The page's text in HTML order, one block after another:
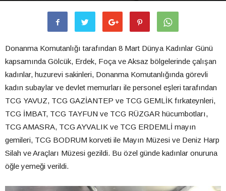
Donanma Komutanlığı tarafından 8 Mart Dünya Kadınlar Günü
kapsamında Gölcük, Erdek, Foça ve Aksaz bölgelerinde çalışan
kadınlar, huzurevi sakinleri, Donanma Komutanlığında görevli
kadın subaylar ve devlet memurları ile personel eşleri tarafından
TCG YAVUZ, TCG GAZİANTEP ve TCG GEMLİK fırkateynleri,
TCG İMBAT, TCG TAYFUN ve TCG RÜZGAR hücumbotları,
TCG AMASRA, TCG AYVALIK ve TCG ERDEMLİ mayın
gemileri, TCG BODRUM korveti ile Mayın Müzesi ve Deniz Harp
Silah ve Araçları Müzesi gezildi. Bu özel günde kadınlar onuruna
öğle yemeği verildi.